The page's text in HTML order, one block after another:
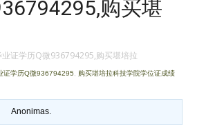
购买堪
证学历Q微936794295,购买堪培拉
证学历Q微936794295
购买堪培拉科技学院学位证成绩
Anonimas.